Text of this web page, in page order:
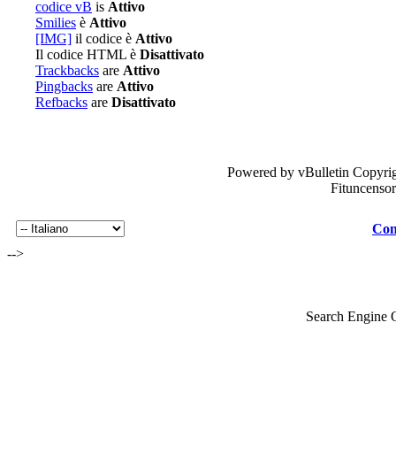
codice vB is Attivo
Smilies è Attivo
[IMG] il codice è Attivo
Il codice HTML è Disattivato
Trackbacks are Attivo
Pingbacks are Attivo
Refbacks are Disattivato
Powered by vBulletin
-->
Search Engine